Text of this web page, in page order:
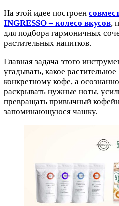
На этой идее построен
INGRESSO – колесо вкусов,
для подбора гармоничных
растительных напитков.
Главная задача этого
угадывать, какое
конкретному кофе, а
раскрывать нужные ноты,
превращать привычный
запоминающуюся чашку.